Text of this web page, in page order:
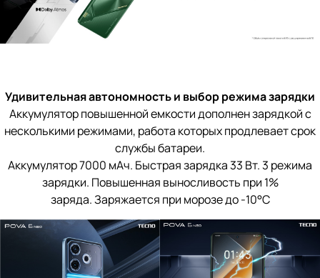
Удивительная автономность и выбор режима зарядки
Аккумулятор повышенной емкости дополнен зарядкой с
несколькими режимами, работа которых продлевает срок
службы батареи.
Аккумулятор 7000 мАч. Быстрая зарядка 33 Вт. 3 режима
зарядки. Повышенная выносливость при 1%
заряда. Заряжается при морозе до -10°C